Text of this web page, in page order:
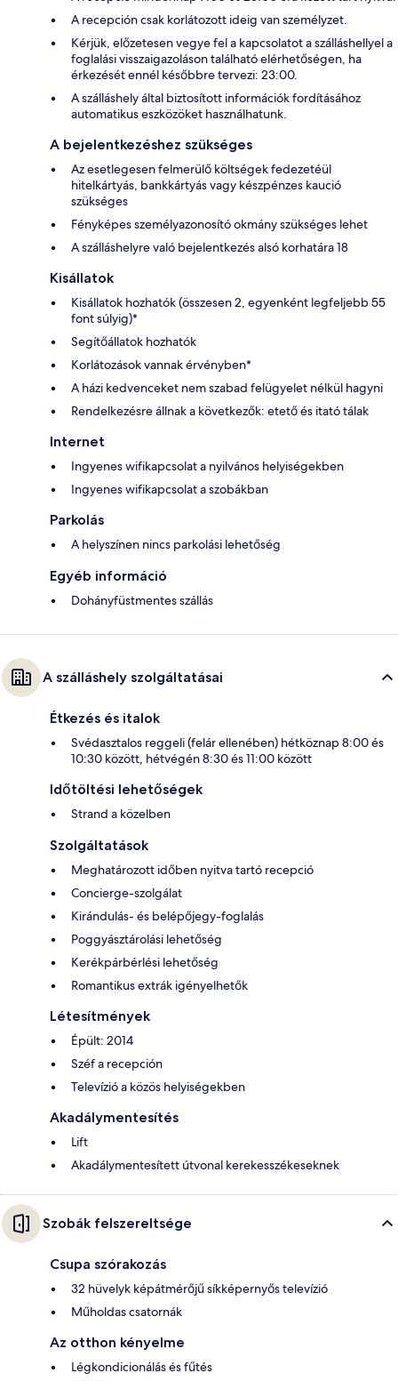
A recepción csak korlátozott ideig van személyzet.
Kérjük, előzetesen vegye fel a kapcsolatot a szálláshellyel a
foglalási visszaigazoláson található elérhetőségen, ha
érkezését ennél későbbre tervezi: 23:00.
A szálláshely által biztosított információk fordításához
automatikus eszközöket használhatunk.
A bejelentkezéshez szükséges
Az esetlegesen felmerülő költségek fedezetéül
hitelkártyás, bankkártyás vagy készpénzes kaució
szükséges
Fényképes személyazonosító okmány szükséges lehet
A szálláshelyre való bejelentkezés alsó korhatára 18
Kisállatok
Kisállatok hozhatók (összesen 2, egyenként legfeljebb 55
font súlyig)*
Segítőállatok hozhatók
Korlátozások vannak érvényben*
A házi kedvenceket nem szabad felügyelet nélkül hagyni
Rendelkezésre állnak a következők: etető és itató tálak
Internet
Ingyenes wifikapcsolat a nyilvános helyiségekben
Ingyenes wifikapcsolat a szobákban
Parkolás
A helyszínen nincs parkolási lehetőség
Egyéb információ
Dohányfüstmentes szállás
A szálláshely szolgáltatásai
Étkezés és italok
Svédasztalos reggeli (felár ellenében) hétköznap 8:00 és
10:30 között, hétvégén 8:30 és 11:00 között
Időtöltési lehetőségek
Strand a közelben
Szolgáltatások
Meghatározott időben nyitva tartó recepció
Concierge-szolgálat
Kirándulás- és belépőjegy-foglalás
Poggyásztárolási lehetőség
Kerékpárbérlési lehetőség
Romantikus extrák igényelhetők
Létesítmények
Épült: 2014
Széf a recepción
Televízió a közös helyiségekben
Akadálymentesítés
Lift
Akadálymentesített útvonal kerekesszékeseknek
Szobák felszereltsége
Csupa szórakozás
32 hüvelyk képátmérőjű síkképernyős televízió
Műholdas csatornák
Az otthon kényelme
Légkondicionálás és fűtés